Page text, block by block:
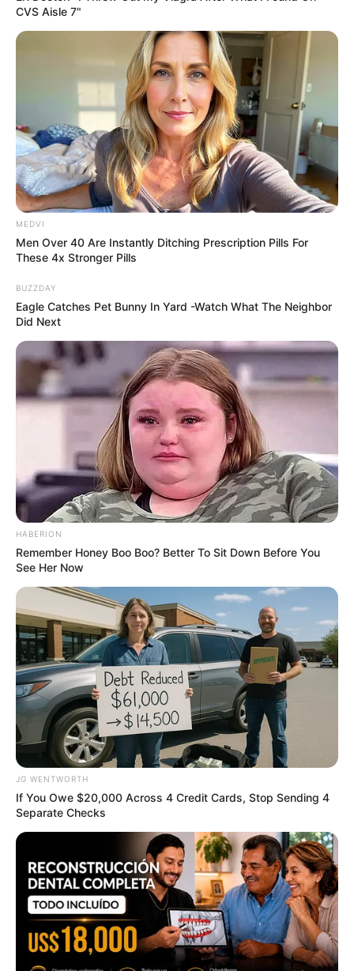
Men 45+ Are Trying This To Perform Better
MEDVI
Men Are Ditching $80 Viagra For This 87¢ Blue Pill
FRIDAY PLANS
Men, You Don't Need Viagra If You Do This Once A
Day
MEDVI
Arthrologist Begs To Stop Buying Knee Braces -
FORGE BODY
CVS Aisle 7"
MEDVI
Men Over 40 Are Instantly Ditching Prescription Pills For
These 4x Stronger Pills
BUZZDAY
Eagle Catches Pet Bunny In Yard -Watch What The Neighbor
Did Next
HABERION
Remember Honey Boo Boo? Better To Sit Down Before You
See Her Now
JG WENTWORTH
If You Owe $20,000 Across 4 Credit Cards, Stop Sending 4
Separate Checks